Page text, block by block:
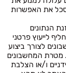
את האפשרות
הנתונים
לייעוץ פרטני
לצורך ביצוע
מטרת המחשבונים
ו/או הצלבת